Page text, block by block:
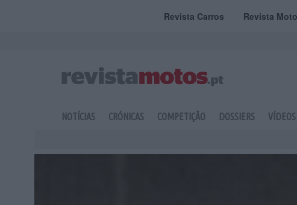
Revista Carros Revista
NOTÍCIAS CRÓNICAS COMPETIÇÃO DOSSIERS VÍDEOS